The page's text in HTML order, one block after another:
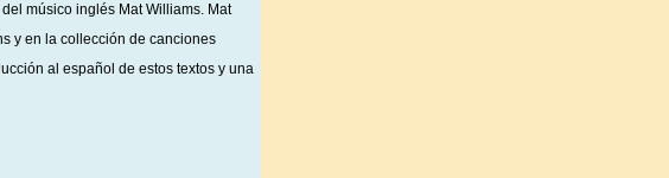
músico inglés Mat Williams. Mat
y en la collección de canciones
al español de estos textos y una